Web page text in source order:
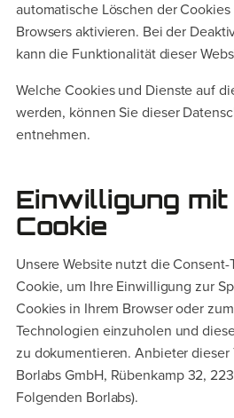
automatische Löschen der
Browsers aktivieren. Bei der
kann die Funktionalität dieser
Welche Cookies und Dienste auf
werden, können Sie dieser
entnehmen.
Einwilligung
Cookie
Unsere Website nutzt die
Cookie, um Ihre Einwilligung zur
Cookies in Ihrem Browser oder
Technologien einzuholen und
zu dokumentieren. Anbieter dieser
Borlabs GmbH, Rübenkamp 32,
Folgenden Borlabs).